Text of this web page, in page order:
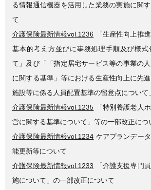
る情報通信機器を活用した業務の実施に関
て
介護保険最新情報vol.1236 「生産性向上推
基本的考え方並びに事務処理手順及び様
て」及び「「指定居宅サービス等の事業の
に関する基準」等における生産性向上に先
施設等に係る人員配置基準の留意点について
介護保険最新情報vol.1235 「特別養護老人
営に関する基準について」等の一部改正につ
介護保険最新情報vol.1234 ケアプランデー
能更新等について
介護保険最新情報vol.1233 「介護支援専門
施について」の一部改正について